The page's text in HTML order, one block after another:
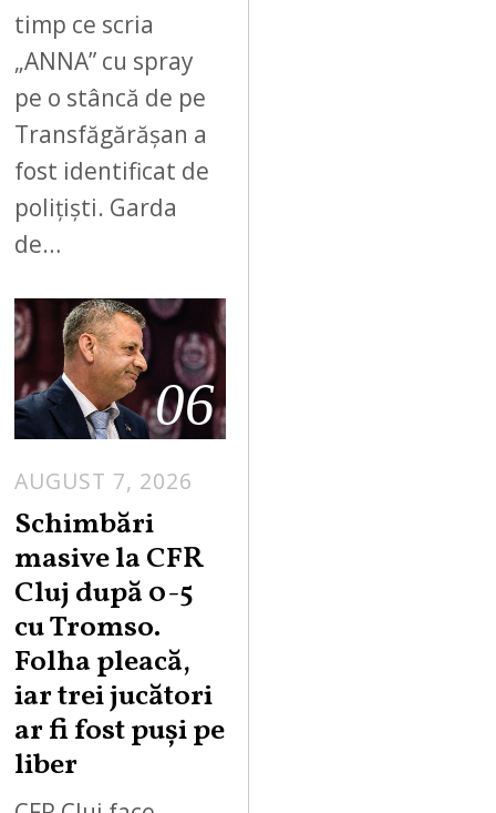
timp ce scria
„ANNA” cu spray
pe o stâncă de pe
Transfăgărășan a
fost identificat de
polițiști. Garda
de…
06
AUGUST 7, 2026
Schimbări
masive la CFR
Cluj după 0-5
cu Tromso.
Folha pleacă,
iar trei jucători
ar fi fost puși pe
liber